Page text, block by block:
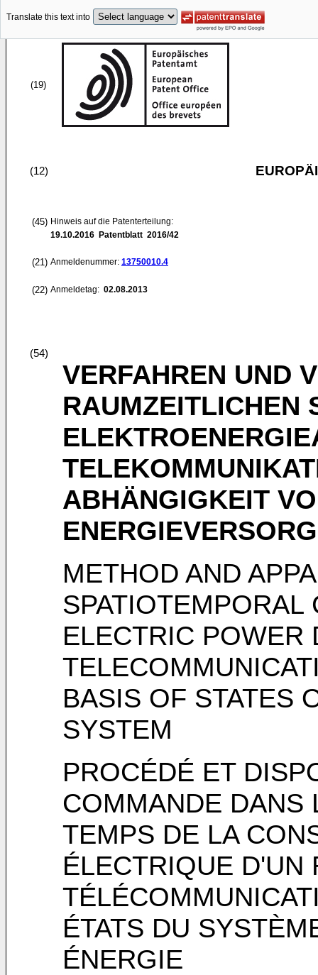
Translate this text into
(19)
(12)
(45) Hinweis auf die Patenterteilung:
19.10.2016 Patentblatt 2016/42
(21) Anmeldenummer: 13750010.4
(22) Anmeldetag: 02.08.2013
(54)
VERFAHREN UND
RAUMZEITLICHEN
ABHÄNGIGKEIT
METHOD AND
SPATIOTEMPORAL
ELECTRIC POWER
BASIS OF STATES
SYSTEM
PROCÉDÉ ET
COMMANDE DANS
TEMPS DE LA
ÉLECTRIQUE D'UN
ÉTATS DU
ÉNERGIE